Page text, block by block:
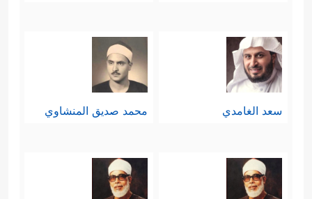
سعد الغامدي محمد صديق المنشاوي